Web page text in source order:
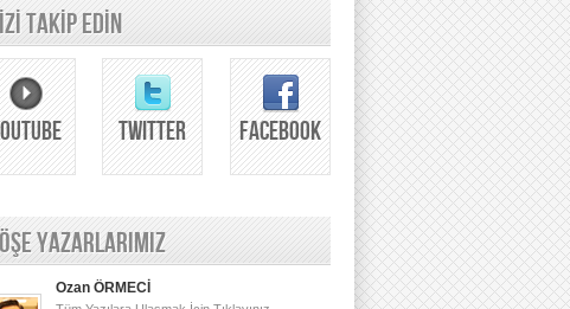
TAKİP EDİN
TWITTER FACEBOOK
YAZARLARIMIZ
Ozan ÖRMECİ